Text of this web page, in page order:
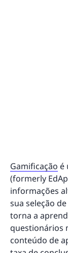
Gamificação é
(formerly
informações
sua seleção
torna a
questionários
conteúdo de